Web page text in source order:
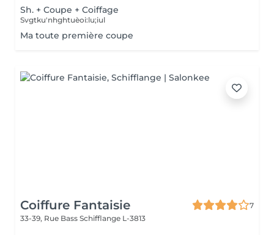
Sh. + Coupe + Coiffage
Svgtku'nhghtuèoi:lu;iul
Ma toute première coupe
Coiffure Fantaisie
7
33-39, Rue Bass Schifflange L-3813